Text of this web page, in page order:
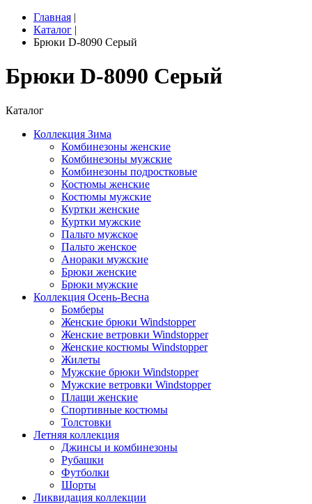
Главная |
Каталог |
Брюки D-8090 Серый
Брюки D-8090 Серый
Каталог
Коллекция Зима
Комбинезоны женские
Комбинезоны мужские
Комбинезоны подростковые
Костюмы женские
Костюмы мужские
Куртки женские
Куртки мужские
Пальто мужское
Пальто женское
Анораки мужские
Брюки женские
Брюки мужские
Коллекция Осень-Весна
Бомберы
Женские брюки Windstopper
Женские ветровки Windstopper
Женские костюмы Windstopper
Жилеты
Мужские брюки Windstopper
Мужские ветровки Windstopper
Плащи женские
Спортивные костюмы
Толстовки
Летняя коллекция
Джинсы и комбинезоны
Рубашки
Футболки
Шорты
Ликвидация коллекции